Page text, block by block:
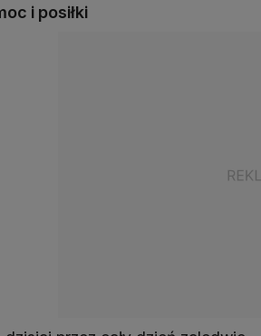
i posiłki